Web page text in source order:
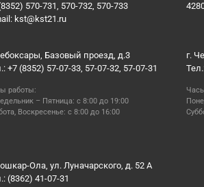
570-731, 570-732, 570-733
kst@kst21.ru
Базовый проезд, д.3
+7 (8352) 57-07-33, 57-07-32, 57-07-31
работы:
– Пятница: с 8:00 до 19:00
Воскресенье: с 8:00 до 16:00
г.
Ола, ул. Луначарского, д. 52 А
(8362) 41-07-31